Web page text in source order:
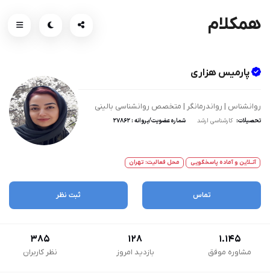
همکلام
پارمیس هزاری
روانشناس | رواندرمانگر | متخصص روانشناسی بالینی
تحصیلات: کارشناسی ارشد شماره عضویت/پروانه : 27862
آنــلاین و آماده پاسخگویی محل فعالیت: تهران
تماس ثبت نظر
1.145
مشاوره موفق
128
بازدید امروز
385
نظر کاربران